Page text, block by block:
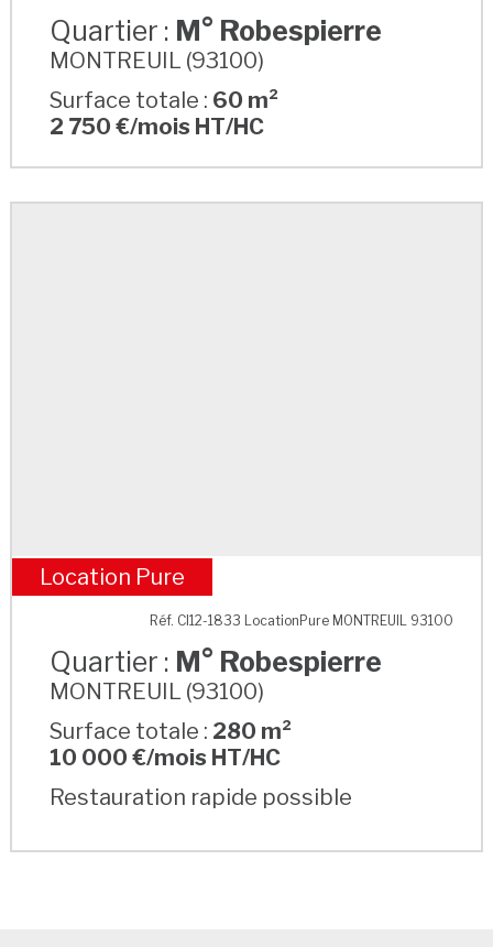
Quartier : M° Robespierre
MONTREUIL (93100)
Surface totale : 60 m²
2 750 €/mois HT/HC
M° Robespierre
Location Pure
Réf. CI12-1833 LocationPure MONTREUIL 93100
Quartier : M° Robespierre
MONTREUIL (93100)
Surface totale : 280 m²
10 000 €/mois HT/HC
Restauration rapide possible